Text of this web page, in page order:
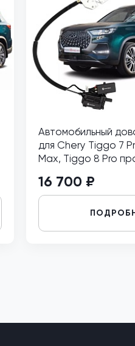
Автомобильный
для Chery Tiggo 7
Max, Tiggo 8 Pro
16 700 ₽